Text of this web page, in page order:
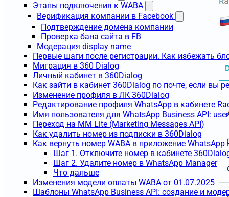
Этапы подключения к WABA
Верификация компании в Facebook
Подтверждение домена компании
Проверка бана сайта в FB
Модерация display name
Первые шаги после регистрации. Как избежать
Миграция в 360 Dialog
Личный кабинет в 360Dialog
Как зайти в кабинет 360Dialog по почте, если вы
Изменение профиля в ЛК 360Dialog
Редактирование профиля WhatsApp в кабинете
Имя пользователя для WhatsApp Business API:
Переход на MM Lite (Marketing Messages API)
Как удалить номер из подписки в 360Dialog
Как вернуть номер WABA в приложение WhatsApp
Шаг 1. Отключите номер в кабинете
Шаг 2. Удалите номер в WhatsApp Manager
Что дальше
Изменения модели оплаты WABA от 01.07.2025
Шаблоны WhatsApp Business API: создание и